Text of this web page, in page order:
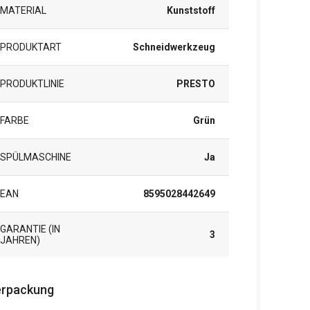
MATERIAL Kunststoff
PRODUKTART Schneidwerkzeug
PRODUKTLINIE PRESTO
FARBE Grün
SPÜLMASCHINE Ja
EAN 8595028442649
GARANTIE (IN
JAHREN)
3